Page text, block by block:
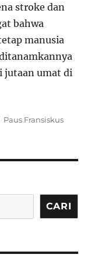
stroke dan
bahwa
manusia
jutaan umat di
Tags
Paus Fransiskus
CARI